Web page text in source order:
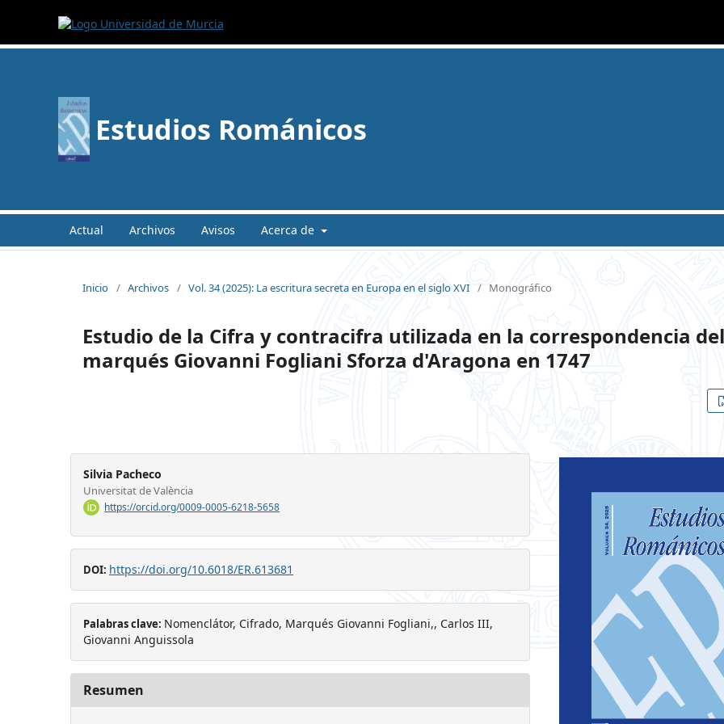
Estudios Románicos
Actual Archivos Avisos Acerca de
Inicio / Archivos / Vol. 34 (2025): La escritura secreta en Europa en el siglo XVI / Monográfico
Estudio de la Cifra y contracifra utilizada en la correspondencia del
marqués Giovanni Fogliani Sforza d'Aragona en 1747
Silvia Pacheco
Universitat de València
https://orcid.org/0009-0005-6218-5658
DOI: https://doi.org/10.6018/ER.613681
Palabras clave: Nomenclátor, Cifrado, Marqués Giovanni Fogliani,, Carlos III,
Giovanni Anguissola
Resumen